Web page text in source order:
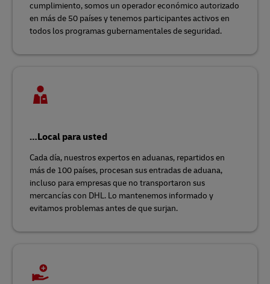
cumplimiento, somos un operador económico autorizado
en más de 50 países y tenemos participantes activos en
todos los programas gubernamentales de seguridad.
…Local para usted
Cada día, nuestros expertos en aduanas, repartidos en
más de 100 países, procesan sus entradas de aduana,
incluso para empresas que no transportaron sus
mercancías con DHL. Lo mantenemos informado y
evitamos problemas antes de que surjan.